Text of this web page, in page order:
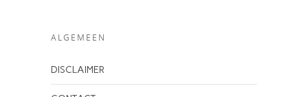
ALGEMEEN
DISCLAIMER